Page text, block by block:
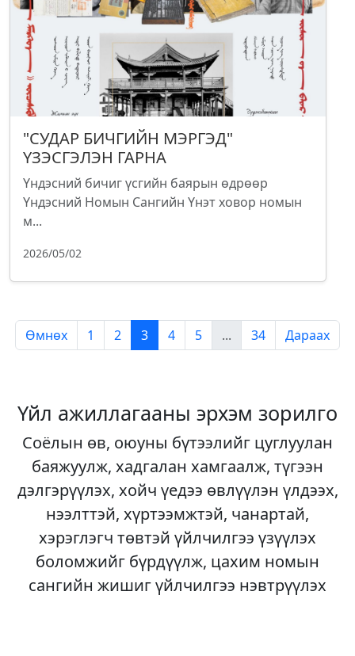
"СУДАР БИЧГИЙН МЭРГЭД"
ҮЗЭСГЭЛЭН ГАРНА
Үндэсний бичиг үсгийн баярын өдрөөр
Үндэсний Номын Сангийн Үнэт ховор номын
м...
2026/05/02
Өмнөх 1 2 3 4 5 ... 34 Дараах
Үйл ажиллагааны эрхэм зорилго
Соёлын өв, оюуны бүтээлийг цуглуулан
баяжуулж, хадгалан хамгаалж, түгээн
дэлгэрүүлэх, хойч үедээ өвлүүлэн үлдээх,
нээлттэй, хүртээмжтэй, чанартай,
хэрэглэгч төвтэй үйлчилгээ үзүүлэх
боломжийг бүрдүүлж, цахим номын
сангийн жишиг үйлчилгээ нэвтрүүлэх